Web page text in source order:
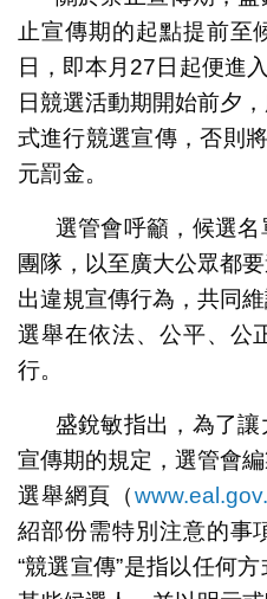
止宣傳期的起點提前至
日，即本月27日起便進
日競選活動期開始前夕
式進行競選宣傳，否則
元罰金。
選管會呼籲，候選
團隊，以至廣大公眾都
出違規宣傳行為，共同
選舉在依法、公平、公
行。
盛銳敏指出，為了
宣傳期的規定，選管會
選舉網頁（
紹部份需特別注意的事
“競選宣傳”是指以任何